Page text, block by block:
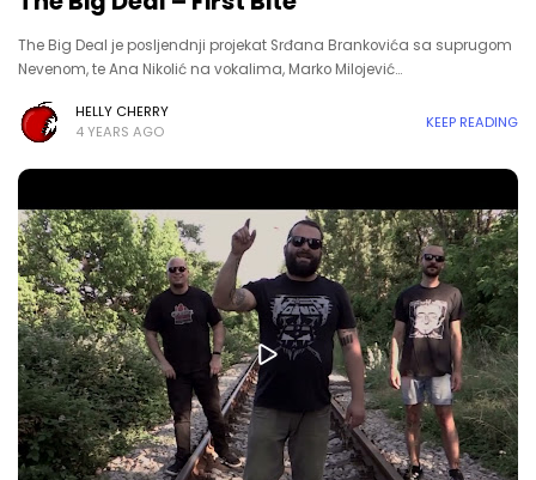
The Big Deal je posljendnji projekat Srđana Brankovića sa suprugom
Nevenom, te Ana Nikolić na vokalima, Marko Milojević…
HELLY CHERRY
4 YEARS AGO
KEEP READING